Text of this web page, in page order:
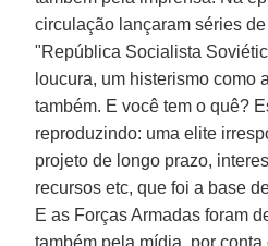
circulação lançaram séries
"República Socialista
loucura, um histerismo como
também. E você tem o quê?
reproduzindo: uma elite
projeto de longo prazo,
recursos etc, que foi a base
E as Forças Armadas foram
também pela mídia, por conta